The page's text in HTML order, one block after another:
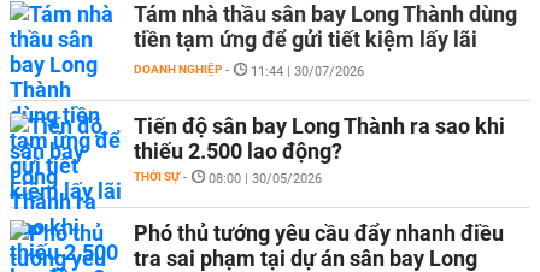
Tám nhà thầu sân bay Long Thành dùng
tiền tạm ứng để gửi tiết kiệm lấy lãi
DOANH NGHIỆP - 11:44 | 30/07/2026
Tiến độ sân bay Long Thành ra sao khi
thiếu 2.500 lao động?
THỜI SỰ - 08:00 | 30/05/2026
Phó thủ tướng yêu cầu đẩy nhanh điều
tra sai phạm tại dự án sân bay Long